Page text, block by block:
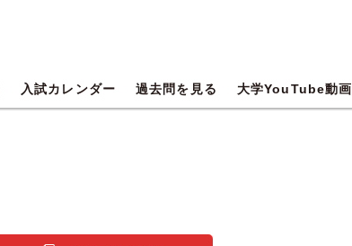
入試カレンダー 過去問を見る 大学YouTube動画